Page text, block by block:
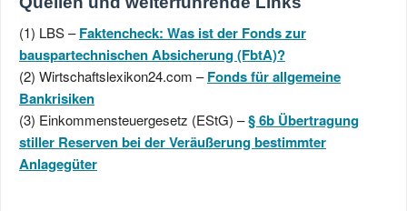
(1) LBS –Faktencheck: Was ist der Fonds zur
bauspartechnischen Absicherung (FbtA)?
(2) Wirtschaftslexikon24.com –Fonds für allgemeine
Bankrisiken
(3) Einkommensteuergesetz (EStG) –§ 6b Übertragung
stiller Reserven bei der Veräußerung bestimmter
Anlagegüter